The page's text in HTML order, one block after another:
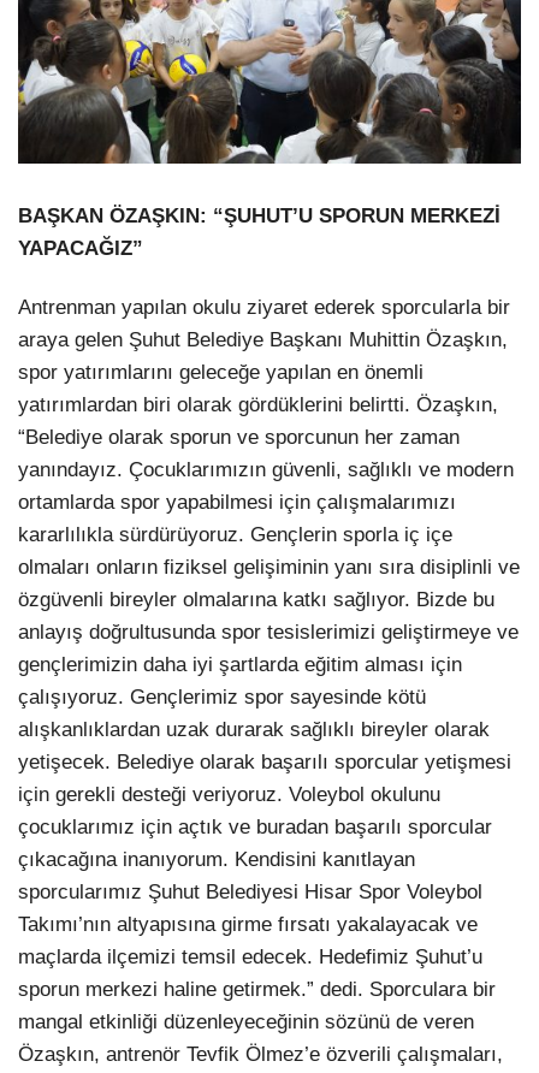
BAŞKAN ÖZAŞKIN: “ŞUHUT’U SPORUN MERKEZİ
YAPACAĞIZ”
Antrenman yapılan okulu ziyaret ederek sporcularla bir
araya gelen Şuhut Belediye Başkanı Muhittin Özaşkın,
spor yatırımlarını geleceğe yapılan en önemli
yatırımlardan biri olarak gördüklerini belirtti. Özaşkın,
“Belediye olarak sporun ve sporcunun her zaman
yanındayız. Çocuklarımızın güvenli, sağlıklı ve modern
ortamlarda spor yapabilmesi için çalışmalarımızı
kararlılıkla sürdürüyoruz. Gençlerin sporla iç içe
olmaları onların fiziksel gelişiminin yanı sıra disiplinli ve
özgüvenli bireyler olmalarına katkı sağlıyor. Bizde bu
anlayış doğrultusunda spor tesislerimizi geliştirmeye ve
gençlerimizin daha iyi şartlarda eğitim alması için
çalışıyoruz. Gençlerimiz spor sayesinde kötü
alışkanlıklardan uzak durarak sağlıklı bireyler olarak
yetişecek. Belediye olarak başarılı sporcular yetişmesi
için gerekli desteği veriyoruz. Voleybol okulunu
çocuklarımız için açtık ve buradan başarılı sporcular
çıkacağına inanıyorum. Kendisini kanıtlayan
sporcularımız Şuhut Belediyesi Hisar Spor Voleybol
Takımı’nın altyapısına girme fırsatı yakalayacak ve
maçlarda ilçemizi temsil edecek. Hedefimiz Şuhut’u
sporun merkezi haline getirmek.” dedi. Sporculara bir
mangal etkinliği düzenleyeceğinin sözünü de veren
Özaşkın, antrenör Tevfik Ölmez’e özverili çalışmaları,